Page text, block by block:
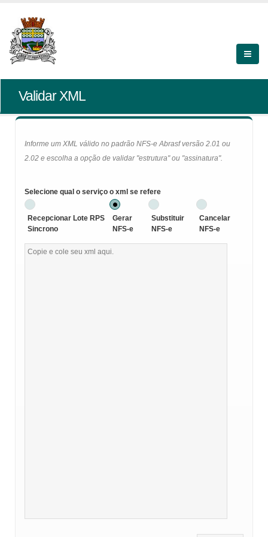
Validar XML
Informe um XML válido no padrão NFS-e Abrasf versão 2.01 ou
2.02 e escolha a opção de validar "estrutura" ou "assinatura".
Selecione qual o serviço o xml se refere
Recepcionar Lote RPS
Sincrono
Gerar
NFS-e
Substituir
NFS-e
Cancelar
NFS-e